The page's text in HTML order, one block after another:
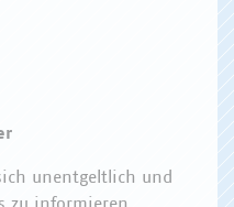
unentgeltlich und